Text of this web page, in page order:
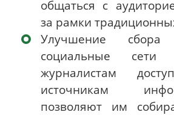
общаться с
за рамки
Улучшение сбора
социальные сети
журналистам
источникам
позволяют им